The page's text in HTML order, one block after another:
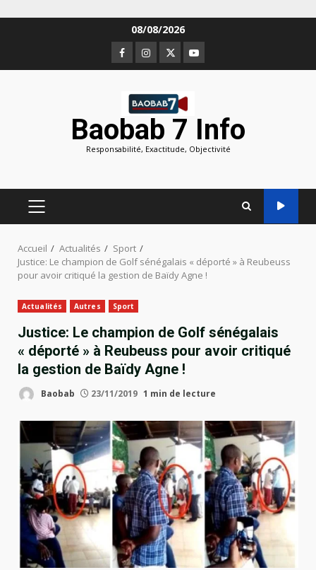
08/08/2026
Facebook
Instagram
TwitterYoutube
Baobab 7 Info
Responsabilité, Exactitude, Objectivité
MENU
PRINCIPAL
Accueil Actualités
Sport
Justice: Le champion de Golf sénégalais « déporté » à Reubeuss
pour avoir critiqué la gestion de Baïdy Agne !
Actualités Autres Sport
Justice: Le champion de Golf sénégalais
« déporté » à Reubeuss pour avoir critiqué
la gestion de Baïdy Agne !
Baobab 23/11/2019 1 min de lecture